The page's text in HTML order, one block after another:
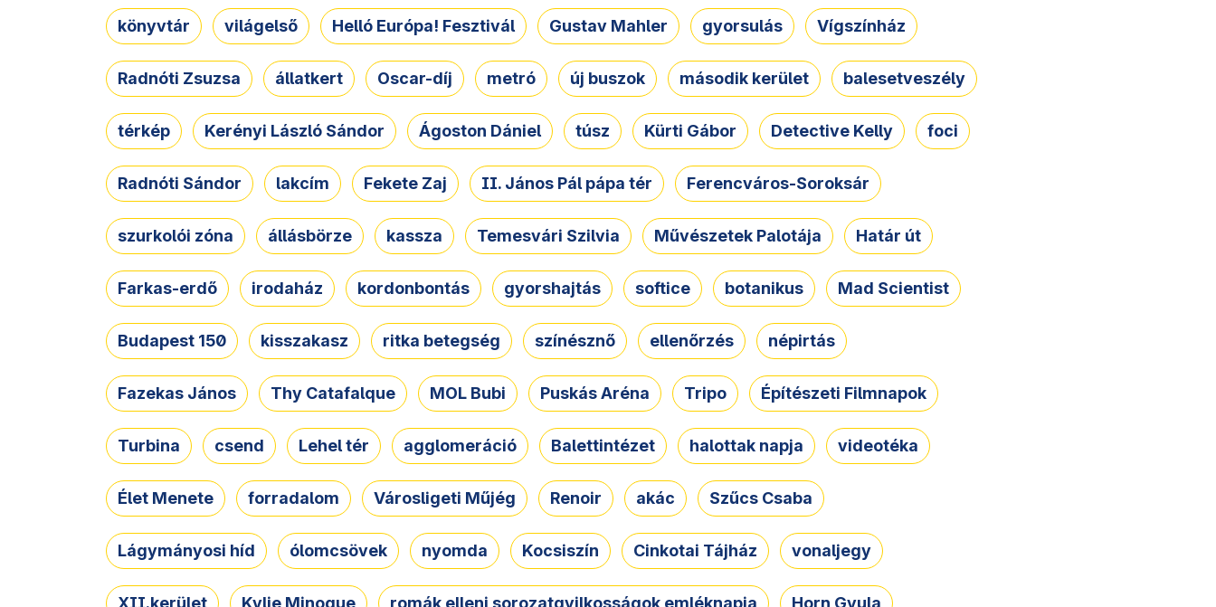
könyvtár világelső Helló Európa! Fesztivál Gustav Mahler gyorsulás Vígszínház
Radnóti Zsuzsa állatkert Oscar-díj metró új buszok második kerület balesetveszély
térkép Kerényi László Sándor Ágoston Dániel túsz Kürti Gábor Detective Kelly foci
Radnóti Sándor lakcím Fekete Zaj II. János Pál pápa tér Ferencváros-Soroksár
szurkolói zóna állásbörze kassza Temesvári Szilvia Művészetek Palotája Határ út
Farkas-erdő irodaház kordonbontás gyorshajtás softice botanikus Mad Scientist
Budapest 150 kisszakasz ritka betegség színésznő ellenőrzés népirtás
Fazekas János Thy Catafalque MOL Bubi Puskás Aréna Tripo Építészeti Filmnapok
Turbina csend Lehel tér agglomeráció Balettintézet halottak napja videotéka
Élet Menete forradalom Városligeti Műjég Renoir akác Szűcs Csaba
Lágymányosi híd ólomcsövek nyomda Kocsiszín Cinkotai Tájház vonaljegy
XII.kerület Kylie Minogue romák elleni sorozatgyilkosságok emléknapja Horn Gyula